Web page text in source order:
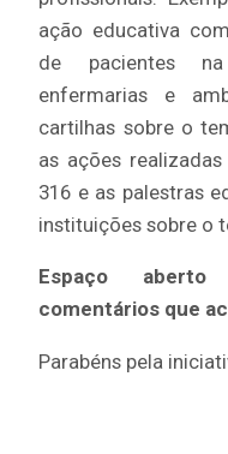
ação educativa
de pacientes
enfermarias e
cartilhas sobre o
as ações
316 e as palestras
instituições sobre o
Espaço
comentários que
Parabéns pela